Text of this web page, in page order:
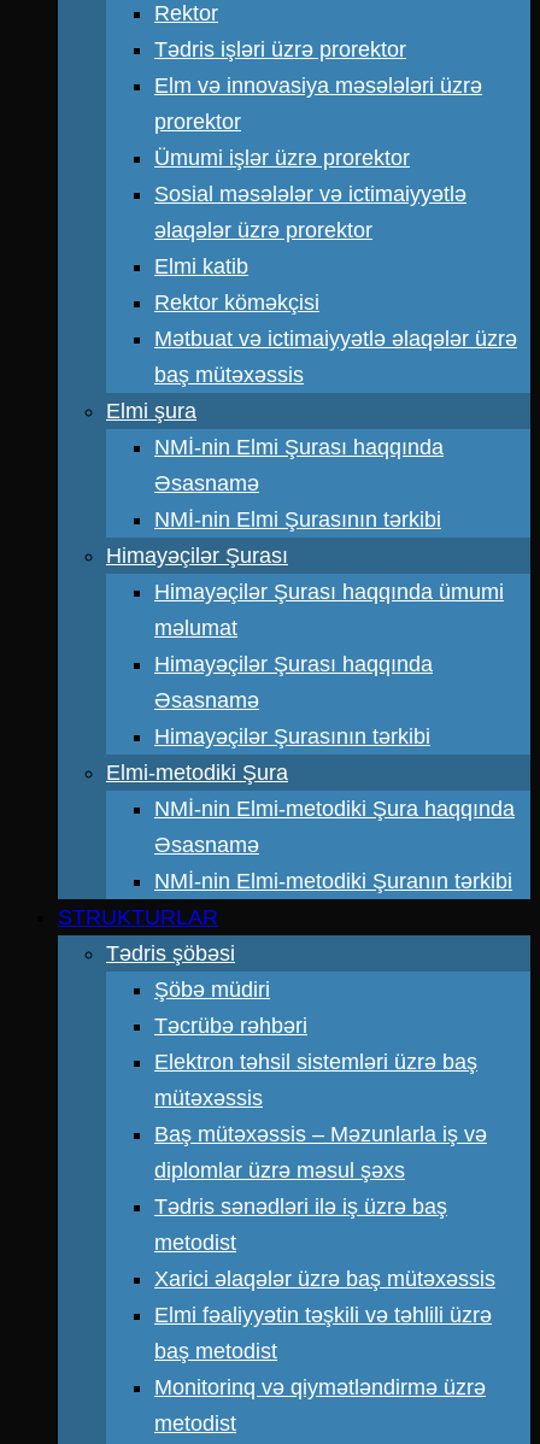
Rektor
Tədris işləri üzrə prorektor
Elm və innovasiya məsələləri üzrə
prorektor
Ümumi işlər üzrə prorektor
Sosial məsələlər və ictimaiyyətlə
əlaqələr üzrə prorektor
Elmi katib
Rektor köməkçisi
Mətbuat və ictimaiyyətlə əlaqələr üzrə
baş mütəxəssis
Elmi şura
NMİ-nin Elmi Şurası haqqında
Əsasnamə
NMİ-nin Elmi Şurasının tərkibi
Himayəçilər Şurası
Himayəçilər Şurası haqqında ümumi
məlumat
Himayəçilər Şurası haqqında
Əsasnamə
Himayəçilər Şurasının tərkibi
Elmi-metodiki Şura
NMİ-nin Elmi-metodiki Şura haqqında
Əsasnamə
NMİ-nin Elmi-metodiki Şuranın tərkibi
STRUKTURLAR
Tədris şöbəsi
Şöbə müdiri
Təcrübə rəhbəri
Elektron təhsil sistemləri üzrə baş
mütəxəssis
Baş mütəxəssis – Məzunlarla iş və
diplomlar üzrə məsul şəxs
Tədris sənədləri ilə iş üzrə baş
metodist
Xarici əlaqələr üzrə baş mütəxəssis
Elmi fəaliyyətin təşkili və təhlili üzrə
baş metodist
Monitorinq və qiymətləndirmə üzrə
metodist